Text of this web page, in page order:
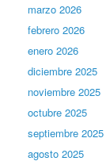
marzo 2026
febrero 2026
enero 2026
diciembre 2025
noviembre 2025
octubre 2025
septiembre 2025
agosto 2025